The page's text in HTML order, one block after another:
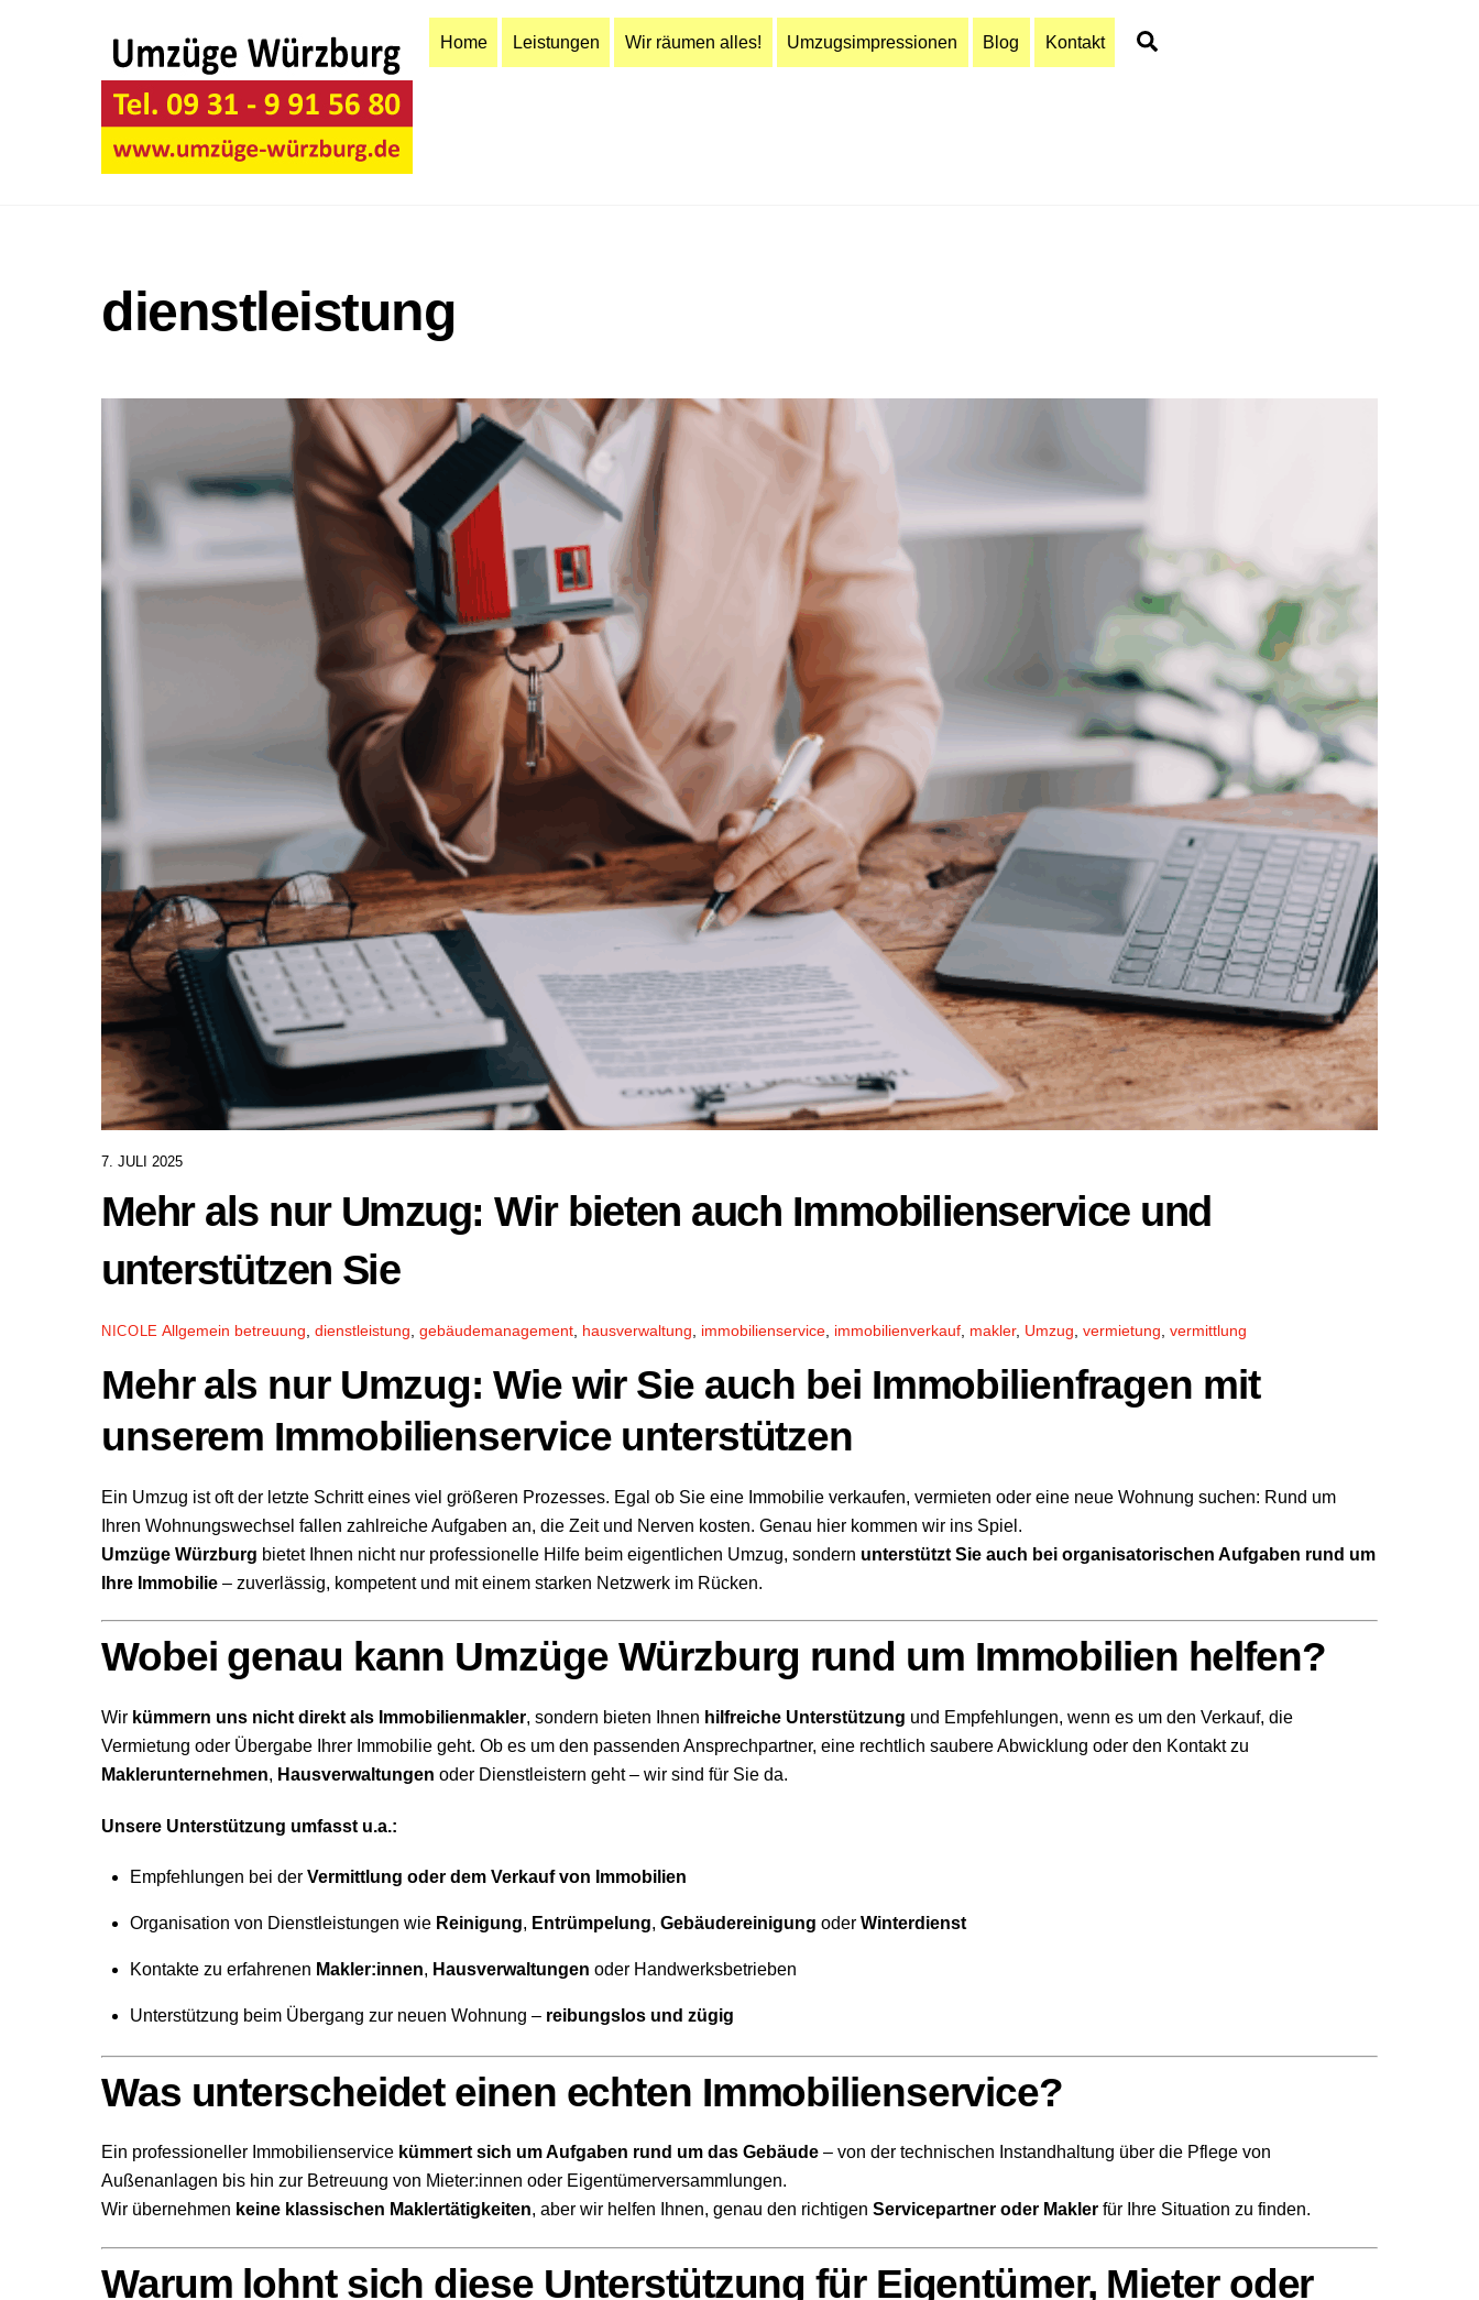
Home Leistungen Wir räumen alles! Umzugsimpressionen Blog Kontakt
dienstleistung
7. JULI 2025
Mehr als nur Umzug: Wir bieten auch Immobilienservice und
unterstützen Sie
NICOLE Allgemein betreuung dienstleistung gebäudemanagement, hausverwaltung immobilienservice, immobilienverkauf, makler, Umzug vermietung vermittlung
Mehr als nur Umzug: Wie wir Sie auch bei Immobilienfragen mit
unserem Immobilienservice unterstützen
Ein Umzug ist oft der letzte Schritt eines viel größeren Prozesses. Egal ob Sie eine Immobilie verkaufen, vermieten oder eine neue Wohnung suchen: Rund um
Ihren Wohnungswechsel fallen zahlreiche Aufgaben an, die Zeit und Nerven kosten. Genau hier kommen wir ins Spiel.
Umzüge Würzburg bietet Ihnen nicht nur professionelle Hilfe beim eigentlichen Umzug, sondern unterstützt Sie auch bei organisatorischen Aufgaben rund um
Ihre Immobilie – zuverlässig, kompetent und mit einem starken Netzwerk im Rücken.
Wobei genau kann Umzüge Würzburg rund um Immobilien helfen?
Wir kümmern uns nicht direkt als Immobilienmakler, sondern bieten Ihnen hilfreiche Unterstützung und Empfehlungen, wenn es um den Verkauf, die
Vermietung oder Übergabe Ihrer Immobilie geht. Ob es um den passenden Ansprechpartner, eine rechtlich saubere Abwicklung oder den Kontakt zu
Maklerunternehmen, Hausverwaltungen oder Dienstleistern geht – wir sind für Sie da.
Unsere Unterstützung umfasst u.a.:
Empfehlungen bei der Vermittlung oder dem Verkauf von Immobilien
Organisation von Dienstleistungen wie Reinigung, Entrümpelung, Gebäudereinigung oder Winterdienst
Kontakte zu erfahrenen Makler:innen, Hausverwaltungen oder Handwerksbetrieben
Unterstützung beim Übergang zur neuen Wohnung – reibungslos und zügig
Was unterscheidet einen echten Immobilienservice?
Ein professioneller Immobilienservice kümmert sich um Aufgaben rund um das Gebäude – von der technischen Instandhaltung über die Pflege von
Außenanlagen bis hin zur Betreuung von Mieter:innen oder Eigentümerversammlungen.
Wir übernehmen keine klassischen Maklertätigkeiten, aber wir helfen Ihnen, genau den richtigen Servicepartner oder Makler für Ihre Situation zu finden.
Warum lohnt sich diese Unterstützung für Eigentümer, Mieter oder